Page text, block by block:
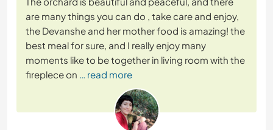
are many things you can do , take care and enjoy,
the Devanshe and her mother food is amazing! the
best meal for sure, and I really enjoy many
moments like to be together in living room with the
fireplece on … read more